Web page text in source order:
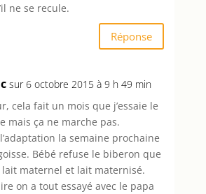
ne se recule.
Réponse
sur 6 octobre 2015 à 9 h 49 min
cela fait un mois que j’essaie le
mais ça ne marche pas.
la semaine prochaine
Bébé refuse le biberon que
lait maternel et lait maternisé.
on a tout essayé avec le papa